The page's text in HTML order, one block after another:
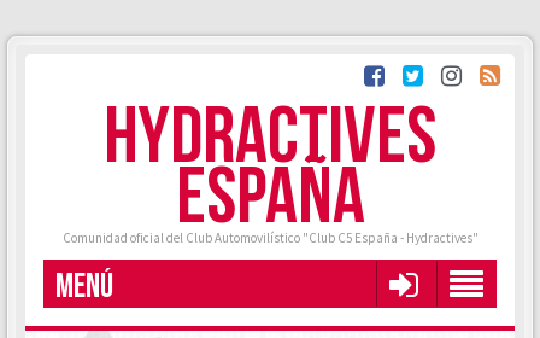
HYDRACTIVES
ESPAÑA
Comunidad oficial del Club Automovilístico "Club C5 España - Hydractives"
MENÚ